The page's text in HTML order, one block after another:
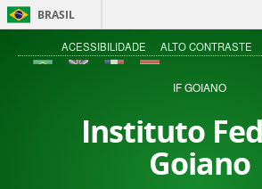
BRASIL
ACESSIBILIDADE ALTO CONTRASTE
IF GOIANO
Instituto
Goiano